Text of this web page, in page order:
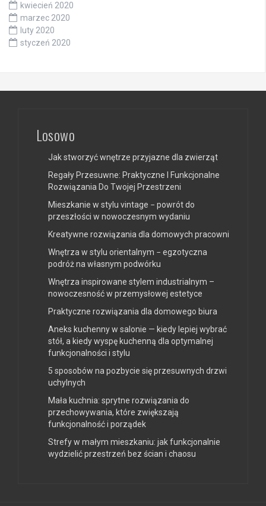
kwiecień 2020
marzec 2020
luty 2020
styczeń 2020
Losowo
Jak stworzyć wnętrze przyjazne dla zwierząt
Regały Przesuwne: Praktyczne I Funkcjonalne
Rozwiązania Do Twojej Przestrzeni
Mieszkanie w stylu vintage − powrót do
przeszłości w nowoczesnym wydaniu
Kreatywne rozwiązania dla domowych pracowni
Wnętrza w stylu orientalnym − egzotyczna
podróż na własnym podwórku
Wnętrza inspirowane stylem industrialnym –
nowoczesność w przemysłowej estetyce
Praktyczne rozwiązania dla domowego biura
Aneks kuchenny w salonie — kiedy lepiej wybrać
stół, a kiedy wyspę kuchenną dla optymalnej
funkcjonalności i stylu
5 sposobów na pozbycie się przesuwnych drzwi
uchylnych
Mała kuchnia: sprytne rozwiązania do
przechowywania, które zwiększają
funkcjonalność i porządek
Strefy w małym mieszkaniu: jak funkcjonalnie
wydzielić przestrzeń bez ścian i chaosu